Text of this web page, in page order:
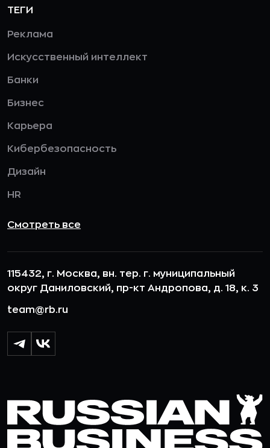
ТЕГИ
Реклама
Искусственный интеллект
Банки
Бизнес
Карьера
Кибербезопасность
Дизайн
HR
Смотреть все
115432, г. Москва, вн. тер. г. муниципальный
округ Даниловский, пр-кт Андропова, д. 18, к. 3
team@rb.ru